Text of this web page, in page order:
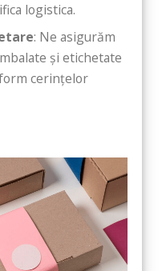
logistica.
: Ne asigurăm
și etichetate
cerințelor